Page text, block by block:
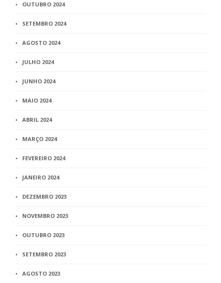
OUTUBRO 2024
SETEMBRO 2024
AGOSTO 2024
JULHO 2024
JUNHO 2024
MAIO 2024
ABRIL 2024
MARÇO 2024
FEVEREIRO 2024
JANEIRO 2024
DEZEMBRO 2023
NOVEMBRO 2023
OUTUBRO 2023
SETEMBRO 2023
AGOSTO 2023